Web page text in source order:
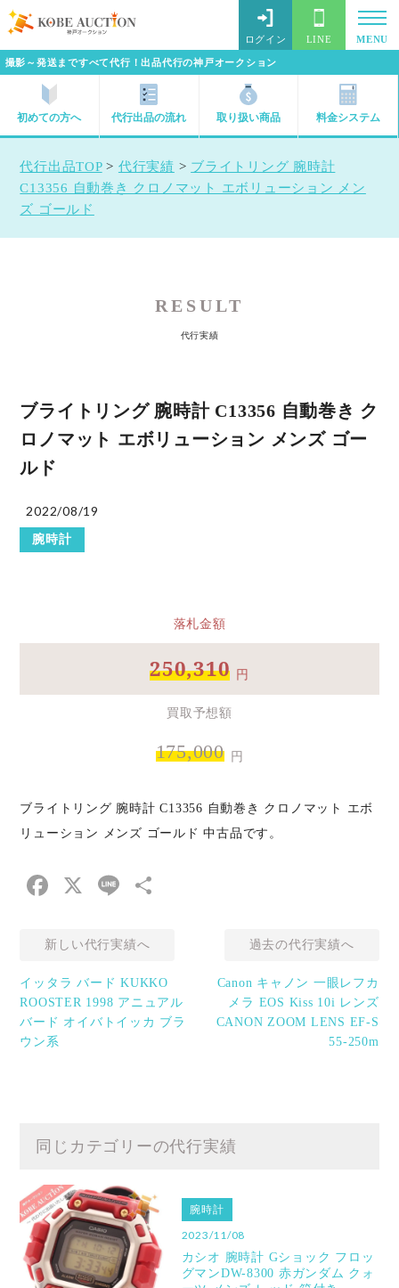
撮影～発送まですべて代行！出品代行の神戸オークション
ログイン LINE MENU
初めての方へ 代行出品の流れ 取り扱い商品 料金システム
代行出品TOP> 代行実績 > ブライトリング 腕時計
C13356 自動巻き クロノマット エボリューション メン
ズ ゴールド
RESULT
代行実績
ブライトリング 腕時計 C13356 自動巻き ク
ロノマット エボリューション メンズ ゴー
ルド
2022/08/19
腕時計
落札金額
250,310 円
買取予想額
175,000 円
ブライトリング 腕時計 C13356 自動巻き クロノマット エボ
リューション メンズ ゴールド 中古品です。
Facebook
X Line
新しい代行実績へ
イッタラ バード KUKKO
ROOSTER 1998 アニュアル
バード オイバトイッカ ブラ
ウン系
過去の代行実績へ
Canon キャノン 一眼レフカ
メラ EOS Kiss 10i レンズ
CANON ZOOM LENS EF-S
55-250m
同じカテゴリーの代行実績
腕時計
2023/11/08
カシオ 腕時計 Gショック フロッ
グマンDW-8300 赤ガンダム クォ